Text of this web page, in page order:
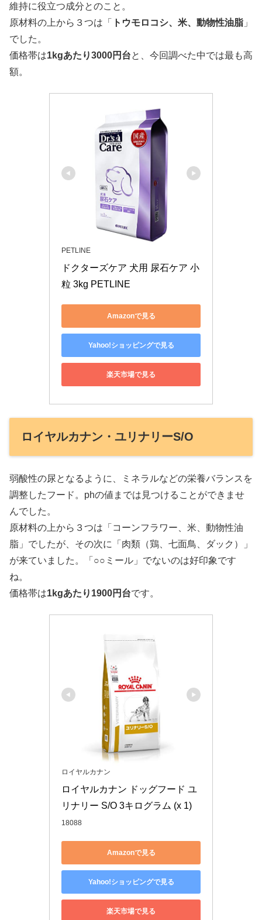
維持に役立つ成分とのこと。
原材料の上から３つは「
トウモロコシ、米、動物性油脂 」
でした。
価格帯は1kgあたり3000円台と、今回調べた中では最も高
額。
PETLINE
ドクターズケア 犬用 尿石ケア 小
粒 3kg PETLINE
Amazonで見る
Yahoo!ショッピングで見る
楽天市場で見る
ロイヤルカナン・ユリナリーS/O
弱酸性の尿となるように、ミネラルなどの栄養バランスを
調整したフード。phの値までは見つけることができませ
んでした。
原材料の上から３つは「コーンフラワー、米、動物性油
脂」でしたが、その次に「肉類（鶏、七面鳥、ダック）」
が来ていました。「○○ミール」でないのは好印象です
ね。
価格帯は1kgあたり1900円台です。
ロイヤルカナン
ロイヤルカナン ドッグフード ユ
リナリー S/O 3キログラム (x 1)
18088
Amazonで見る
Yahoo!ショッピングで見る
楽天市場で見る